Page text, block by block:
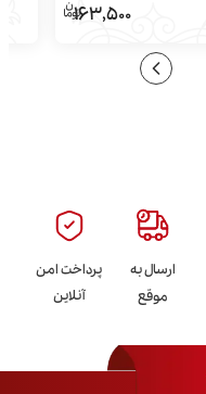
163,500
ارسال به
موقع
پرداخت امن
آنلاین